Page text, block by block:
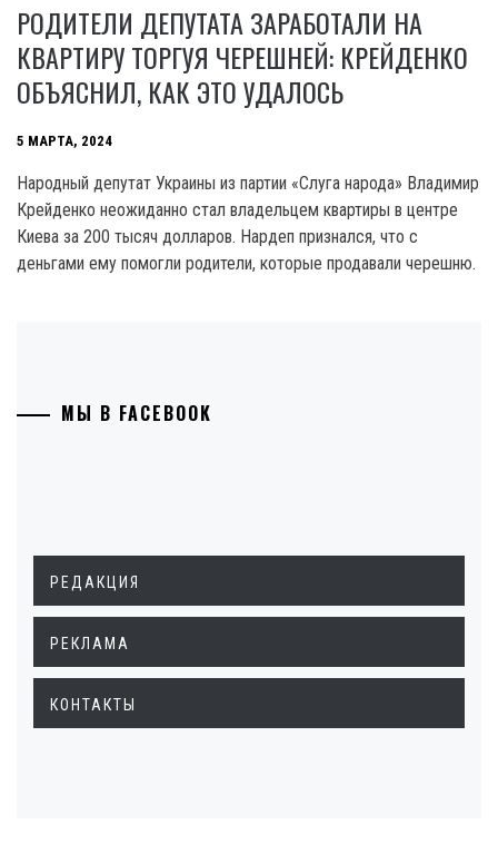
РОДИТЕЛИ ДЕПУТАТА ЗАРАБОТАЛИ НА
КВАРТИРУ ТОРГУЯ ЧЕРЕШНЕЙ: КРЕЙДЕНКО
ОБЪЯСНИЛ, КАК ЭТО УДАЛОСЬ
5 МАРТА, 2024
Народный депутат Украины из партии «Слуга народа» Владимир
Крейденко неожиданно стал владельцем квартиры в центре
Киева за 200 тысяч долларов. Нардеп признался, что с
деньгами ему помогли родители, которые продавали черешню.
МЫ В FACEBOOK
РЕДАКЦИЯ
РЕКЛАМА
КОНТАКТЫ